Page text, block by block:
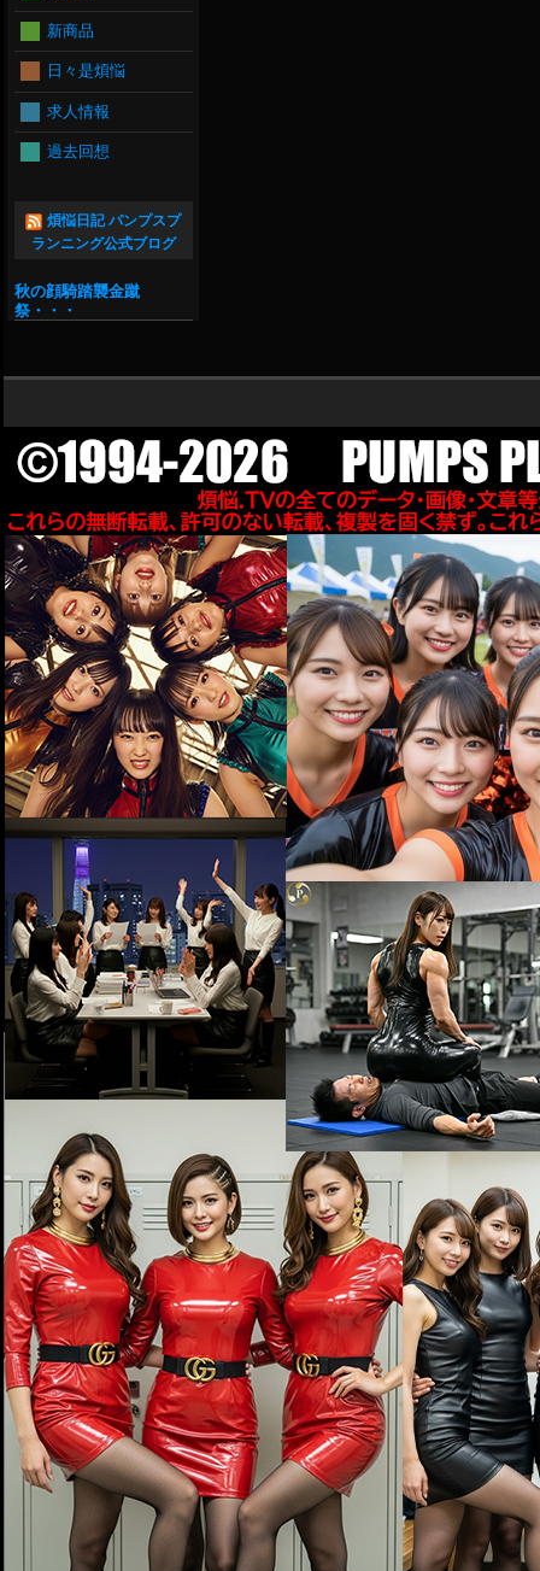
新商品
日々是煩悩
求人情報
過去回想
煩悩日記 パンプスプ
ランニング公式ブログ
秋の顔騎踏襲金蹴
祭・・・